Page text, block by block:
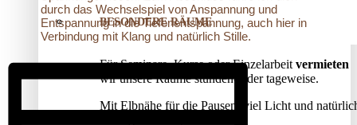
BESONDERE RÄUME
Für Seminare, Kurse oder Einzelarbeit vermieten
wir unsere Räume stunden- oder tageweise.
Mit Elbnähe für die Pausen, viel Licht und
durch das Wechselspiel von Anspannung und
Entspannung in die Tiefenentspannung, auch hier in
Verbindung mit Klang und natürlich Stille.